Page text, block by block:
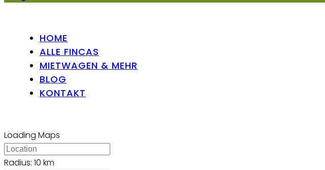
HOME
ALLE FINCAS
MIETWAGEN & MEHR
BLOG
KONTAKT
Loading Maps
Radius: 10 km